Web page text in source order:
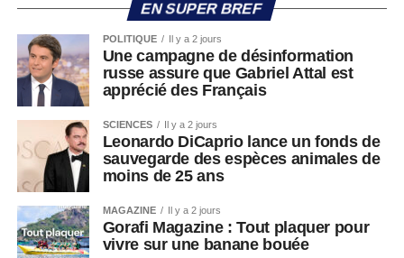
EN SUPER BREF
POLITIQUE Il y a 2 jours
Une campagne de désinformation
russe assure que Gabriel Attal est
apprécié des Français
SCIENCES Il y a 2 jours
Leonardo DiCaprio lance un fonds de
sauvegarde des espèces animales de
moins de 25 ans
MAGAZINE Il y a 2 jours
Gorafi Magazine : Tout plaquer pour
vivre sur une banane bouée